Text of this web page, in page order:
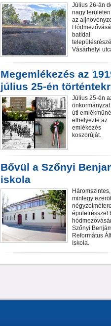
Július 26-án
nagy
az
batidai
Vásárhelyi
Megemlékezés az
július 25-én
Július 25-én
önkormányzat
úti emlékműnél
elhelyezte az
emlékezés
koszorúját.
Bővül a Szőnyi
iskola
Háromszintes,
mintegy
épületrésszel
Szőnyi
Református
Iskola.